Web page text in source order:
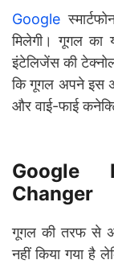
Google
मिलेगी। गूगल का
इंटेलिजेंस की
कि गूगल अपने इस
और वाई-फाई
Google
Changer
गूगल की तरफ से
नहीं किया गया है